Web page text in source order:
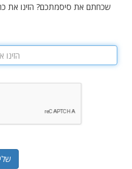
שכחתם את סיסמתכם? הזינו את